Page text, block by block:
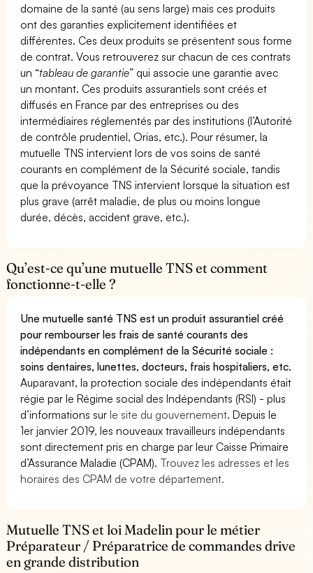
domaine de la santé (au sens large) mais ces produits
ont des garanties explicitement identifiées et
différentes. Ces deux produits se présentent sous forme
de contrat. Vous retrouverez sur chacun de ces contrats
un “tableau de garantie” qui associe une garantie avec
un montant. Ces produits assurantiels sont créés et
diffusés en France par des entreprises ou des
intermédiaires réglementés par des institutions (l’Autorité
de contrôle prudentiel, Orias, etc.). Pour résumer, la
mutuelle TNS intervient lors de vos soins de santé
courants en complément de la Sécurité sociale, tandis
que la prévoyance TNS intervient lorsque la situation est
plus grave (arrêt maladie, de plus ou moins longue
durée, décès, accident grave, etc.).
Qu’est-ce qu’une mutuelle TNS et comment
fonctionne-t-elle ?
Une mutuelle santé TNS est un produit assurantiel créé
pour rembourser les frais de santé courants des
indépendants en complément de la Sécurité sociale :
soins dentaires, lunettes, docteurs, frais hospitaliers, etc.
Auparavant, la protection sociale des indépendants était
régie par le Régime social des Indépendants (RSI) - plus
d’informations surle site du gouvernement. Depuis le
1er janvier 2019, les nouveaux travailleurs indépendants
sont directement pris en charge par leur Caisse Primaire
d’Assurance Maladie (CPAM). Trouvez les adresses et les
horaires des CPAM de votre département.
Mutuelle TNS et loi Madelin pour le métier
Préparateur / Préparatrice de commandes drive
en grande distribution